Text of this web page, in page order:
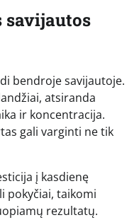
savijautos
bendroje savijautoje.
atsiranda
ir koncentracija.
gali varginti ne tik
į kasdienę
pokyčiai, taikomi
rezultatų.